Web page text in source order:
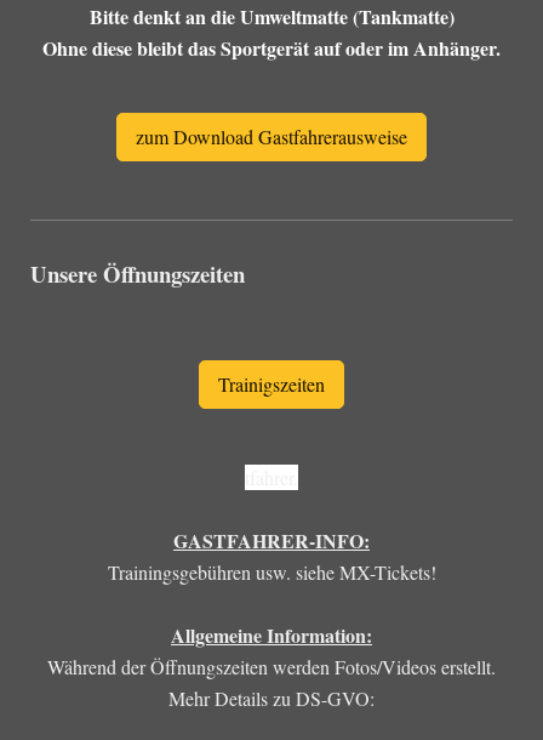
Bitte denkt an die Umweltmatte (Tankmatte)
Ohne diese bleibt das Sportgerät auf oder im Anhänger.
zum Download Gastfahrerausweise
Unsere Öffnungszeiten
Trainigszeiten
GASTFAHRER-INFO:
Trainingsgebühren usw. siehe MX-Tickets!
Allgemeine Information:
Während der Öffnungszeiten werden Fotos/Videos erstellt.
Mehr Details zu DS-GVO: